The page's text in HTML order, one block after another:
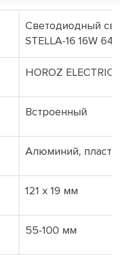
Светодиодный
STELLA-16 16W
HOROZ ELECTRIC
Встроенный
Алюминий, пластик
121 х 19 мм
55-100 мм